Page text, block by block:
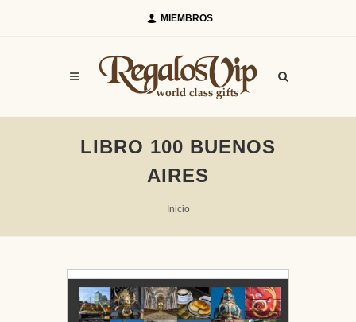
MIEMBROS
LIBRO 100 BUENOS
AIRES
Inicio